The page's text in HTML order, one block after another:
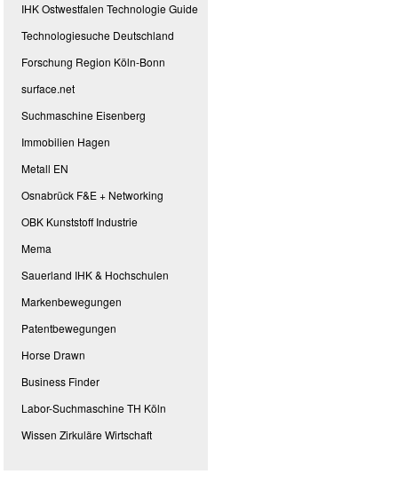
IHK Ostwestfalen Technologie Guide
Technologiesuche Deutschland
Forschung Region Köln-Bonn
surface.net
Suchmaschine Eisenberg
Immobilien Hagen
Metall EN
Osnabrück F&E + Networking
OBK Kunststoff Industrie
Mema
Sauerland IHK & Hochschulen
Markenbewegungen
Patentbewegungen
Horse Drawn
Business Finder
Labor-Suchmaschine TH Köln
Wissen Zirkuläre Wirtschaft